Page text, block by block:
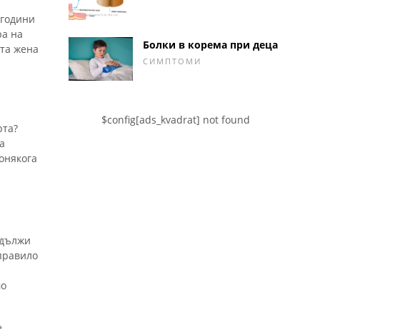
на
жена
Болки в корема при деца
СИМПТОМИ
$config[ads_kvadrat] not found